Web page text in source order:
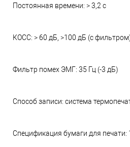
Постоянная времени: > 3,2 с
КОСС: > 60 дБ, >100 дБ (с
Фильтр помех ЭМГ: 35 Гц (-3 дБ)
Способ записи: система
Спецификация бумаги для